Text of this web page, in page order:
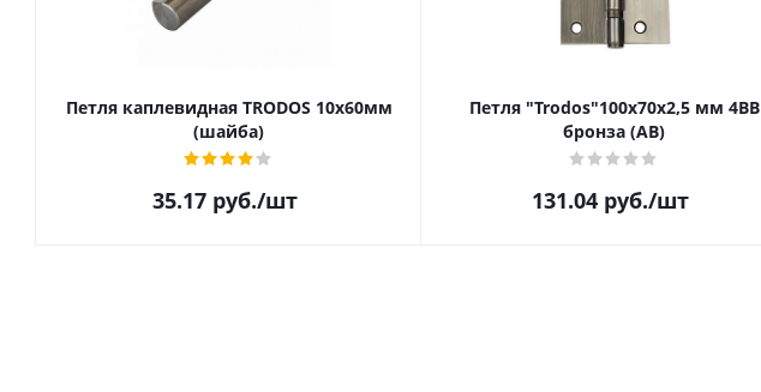
Петля каплевидная TRODOS 10х60мм
(шайба)
35.17руб./шт
Петля "Trodos"100х70х2,5 мм 4BB
бронза (AB)
131.04руб./шт